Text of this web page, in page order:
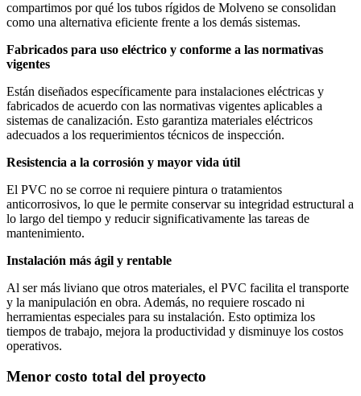
compartimos por qué los tubos rígidos de Molveno se consolidan
como una alternativa eficiente frente a los demás sistemas.
Fabricados para uso eléctrico y conforme a las normativas
vigentes
Están diseñados específicamente para instalaciones eléctricas y
fabricados de acuerdo con las normativas vigentes aplicables a
sistemas de canalización. Esto garantiza materiales eléctricos
adecuados a los requerimientos técnicos de inspección.
Resistencia a la corrosión y mayor vida útil
El PVC no se corroe ni requiere pintura o tratamientos
anticorrosivos, lo que le permite conservar su integridad estructural a
lo largo del tiempo y reducir significativamente las tareas de
mantenimiento.
Instalación más ágil y rentable
Al ser más liviano que otros materiales, el PVC facilita el transporte
y la manipulación en obra. Además, no requiere roscado ni
herramientas especiales para su instalación. Esto optimiza los
tiempos de trabajo, mejora la productividad y disminuye los costos
operativos.
Menor costo total del proyecto